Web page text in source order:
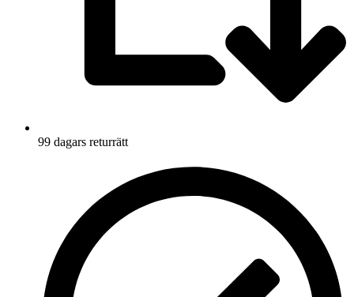
99 dagars returrätt